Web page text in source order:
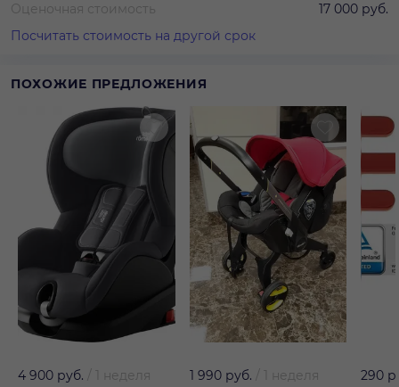
Оценочная стоимость
17 000 руб.
Посчитать стоимость на другой срок
ПОХОЖИЕ ПРЕДЛОЖЕНИЯ
4 900 руб. 1 неделя 1 990 руб. 1 неделя 290